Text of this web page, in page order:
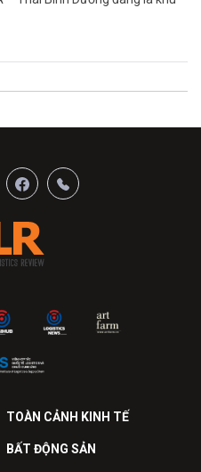
TOÀN CẢNH KINH TẾ
BẤT ĐỘNG SẢN